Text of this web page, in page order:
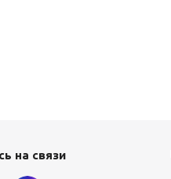
на связи